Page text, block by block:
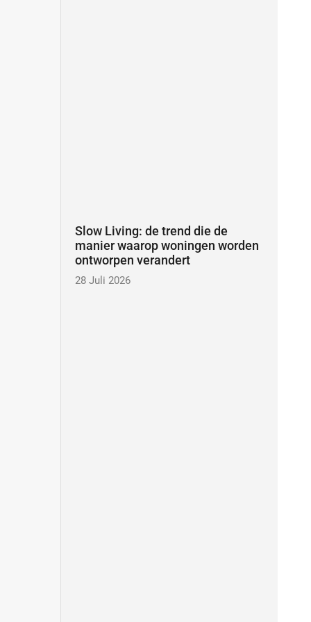
Slow Living: de trend die de
manier waarop woningen worden
ontworpen verandert
28 Juli 2026